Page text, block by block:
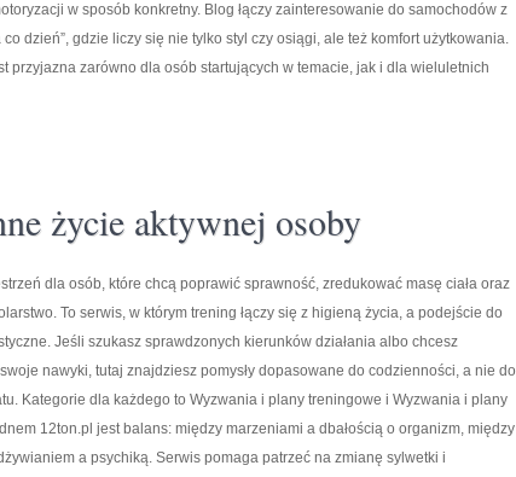
w sposób konkretny. Blog łączy zainteresowanie do samochodów z
co dzień”, gdzie liczy się nie tylko styl czy osiągi, ale też komfort użytkowania.
przyjazna zarówno dla osób startujących w temacie, jak i dla wieluletnich
życie aktywnej osoby
dla osób, które chcą poprawić sprawność, zredukować masę ciała oraz
To serwis, w którym trening łączy się z higieną życia, a podejście do
Jeśli szukasz sprawdzonych kierunków działania albo chcesz
nawyki, tutaj znajdziesz pomysły dopasowane do codzienności, a nie do
Kategorie dla każdego to Wyzwania i plany treningowe i Wyzwania i plany
12ton.pl jest balans: między marzeniami a dbałością o organizm, między
a psychiką. Serwis pomaga patrzeć na zmianę sylwetki i